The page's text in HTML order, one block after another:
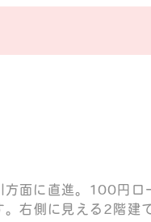
方面に直進。100円
右側に見える2階建